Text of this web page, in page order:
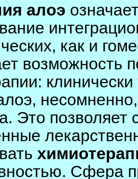
алоэ
как и
возможность
Это позволяет
Сфера